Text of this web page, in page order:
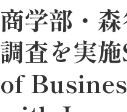
商学部・
調査を実
of